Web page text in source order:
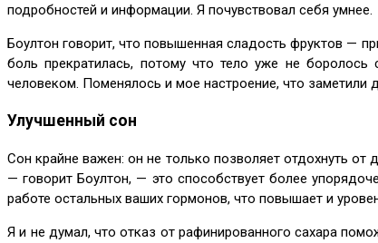
подробностей и информации. Я почувствовал себя умнее.
Боултон говорит, что повышенная сладость фруктов —
боль прекратилась, потому что тело уже не
человеком. Поменялось и мое настроение, что заметили
Улучшенный сон
Сон крайне важен: он не только позволяет отдохнуть
— говорит Боултон, — это способствует более
работе остальных ваших гормонов, что повышает и
Я и не думал, что отказ от рафинированного сахара